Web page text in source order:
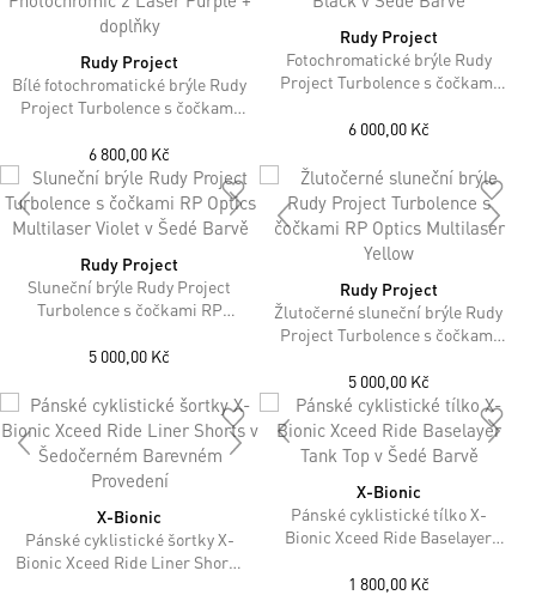
Rudy Project
Bílé fotochromatické brýle Rudy
Project Turbolence s čočkami
Laser Purple + doplňky
6 800,00 Kč
Rudy Project
Fotochromatické brýle Rudy
Project Turbolence s čočkami
Laser Black v Šedé Barvě
6 000,00 Kč
Rudy Project
Sluneční brýle Rudy Project
Turbolence s čočkami RP
Barvě
5 000,00 Kč
Rudy Project
Žlutočerné sluneční brýle Rudy
Project Turbolence s čočkami
5 000,00 Kč
X-Bionic
Pánské cyklistické šortky X-
Bionic Xceed Ride Liner Shorts
X-Bionic
Pánské cyklistické tílko X-
Bionic Xceed Ride Baselayer
1 800,00 Kč